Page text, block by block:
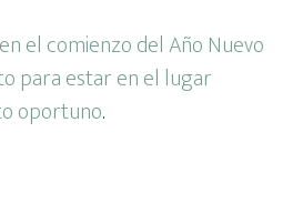
el comienzo del Año Nuevo
para estar en el lugar
oportuno.